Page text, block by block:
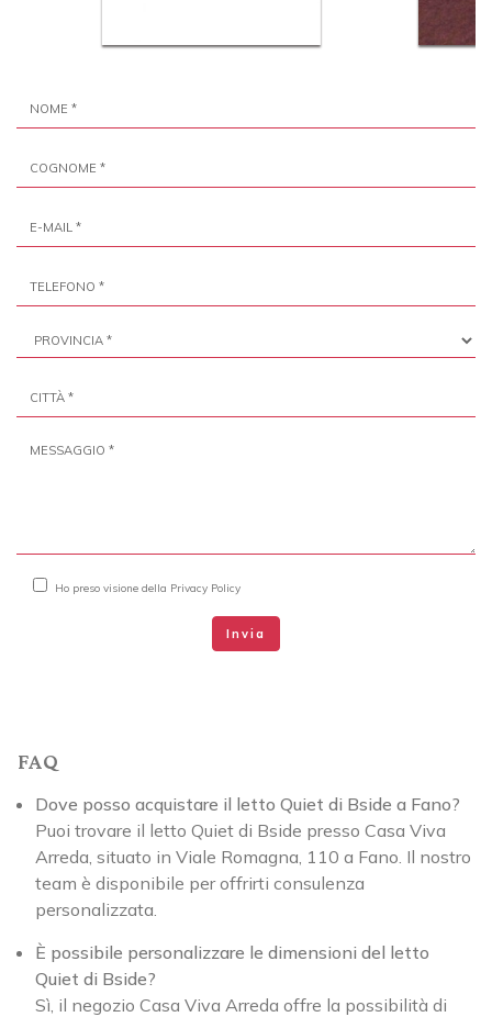
Ho preso visione della Privacy Policy
Invia
FAQ
Dove posso acquistare il letto Quiet di Bside a Fano?
Puoi trovare il letto Quiet di Bside presso Casa Viva
Arreda, situato in Viale Romagna, 110 a Fano. Il nostro
team è disponibile per offrirti consulenza
personalizzata.
È possibile personalizzare le dimensioni del letto
Quiet di Bside?
Sì, il negozio Casa Viva Arreda offre la possibilità di